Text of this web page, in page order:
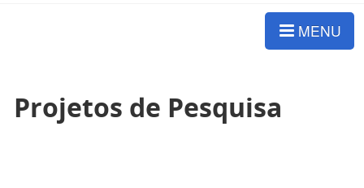
MENU
Projetos de Pesquisa